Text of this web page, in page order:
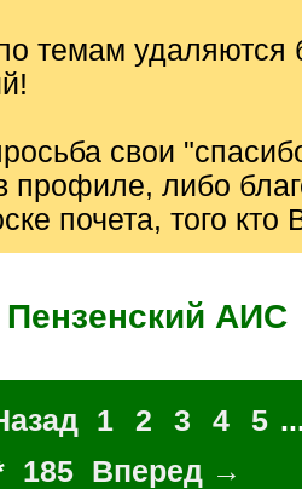
темам удаляются
свои
либо
почета, того кто
Пензенский АИС
1 2 3 4 5
185 Вперед →